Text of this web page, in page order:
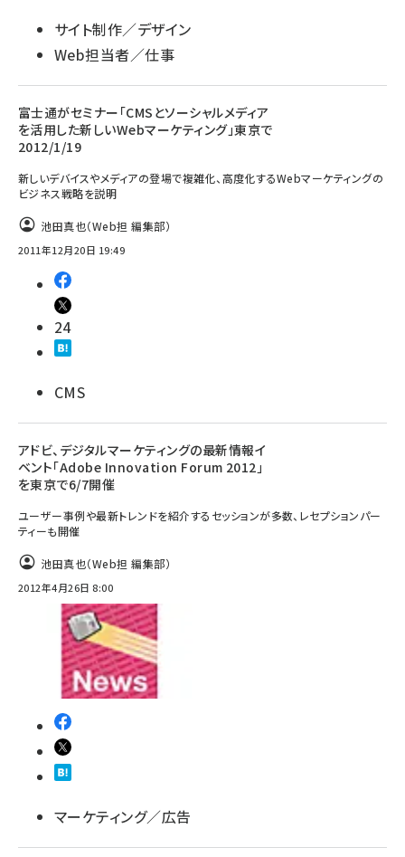
サイト制作／デザイン
Web担当者／仕事
富士通がセミナー「CMSとソーシャルメディア
を活用した新しいWebマーケティング」東京で
2012/1/19
新しいデバイスやメディアの登場で複雑化、高度化するWebマーケティングの
ビジネス戦略を説明
池田真也（Web担 編集部）
2011年12月20日 19:49
24
CMS
アドビ、デジタルマーケティングの最新情報イ
ベント「Adobe Innovation Forum 2012」
を東京で6/7開催
ユーザー事例や最新トレンドを紹介するセッションが多数、レセプションパー
ティーも開催
池田真也（Web担 編集部）
2012年4月26日 8:00
マーケティング／広告